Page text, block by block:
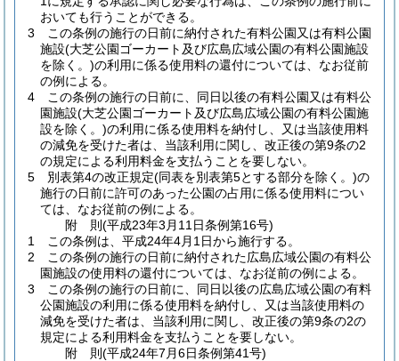
おいても行うことができる。
3
この条例の施行の日前に納付された有料公園又は有料公園
施設(大芝公園ゴーカート及び広島広域公園の有料公園施設
を除く。)の利用に係る使用料の還付については、なお従前
の例による。
4
この条例の施行の日前に、同日以後の有料公園又は有料公
園施設(大芝公園ゴーカート及び広島広域公園の有料公園施
設を除く。)の利用に係る使用料を納付し、又は当該使用料
の減免を受けた者は、当該利用に関し、改正後の第9条の2
の規定による利用料金を支払うことを要しない。
5
別表第4の改正規定(同表を別表第5とする部分を除く。)の
施行の日前に許可のあった公園の占用に係る使用料につい
ては、なお従前の例による。
附 則(平成23年3月11日条例第16号)
1
この条例は、平成24年4月1日から施行する。
2
この条例の施行の日前に納付された広島広域公園の有料公
園施設の使用料の還付については、なお従前の例による。
3
この条例の施行の日前に、同日以後の広島広域公園の有料
公園施設の利用に係る使用料を納付し、又は当該使用料の
減免を受けた者は、当該利用に関し、改正後の第9条の2の
規定による利用料金を支払うことを要しない。
附 則(平成24年7月6日条例第41号)